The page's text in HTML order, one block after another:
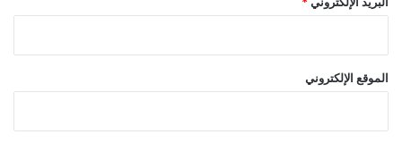
الموقع الإلكتروني